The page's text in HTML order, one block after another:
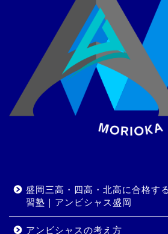
盛岡三高・四高・北高に合格す
習塾｜アンビシャス盛岡
アンビシャスの考え方